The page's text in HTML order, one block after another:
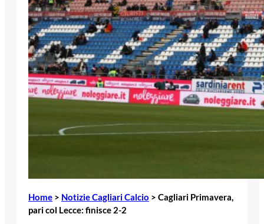
Home > Notizie Cagliari Calcio > Cagliari Primavera,
pari col Lecce: finisce 2-2